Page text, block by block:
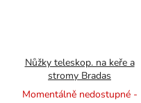
Nůžky teleskop. na keře a
stromy Bradas
Momentálně nedostupné -